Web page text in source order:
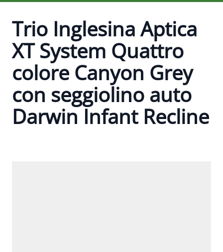
Trio Inglesina Aptica
XT System Quattro
colore Canyon Grey
con seggiolino auto
Darwin Infant Recline